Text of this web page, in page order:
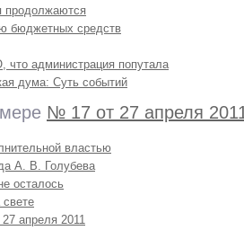
продолжаются
бюджетных средств
что администрация попутала
дума: Суть событий
№ 17 от 27 апреля
властью
А. В. Голубева
осталось
свете
апреля 2011